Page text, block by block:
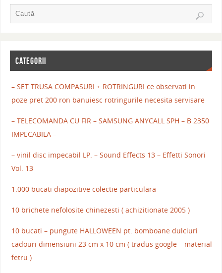
CATEGORII
– SET TRUSA COMPASURI + ROTRINGURI ce observati in
poze pret 200 ron banuiesc rotringurile necesita servisare
– TELECOMANDA CU FIR – SAMSUNG ANYCALL SPH – B 2350
IMPECABILA –
– vinil disc impecabil LP. – Sound Effects 13 – Effetti Sonori
Vol. 13
1.000 bucati diapozitive colectie particulara
10 brichete nefolosite chinezesti ( achizitionate 2005 )
10 bucati – pungute HALLOWEEN pt. bomboane dulciuri
cadouri dimensiuni 23 cm x 10 cm ( tradus google – material
fetru )